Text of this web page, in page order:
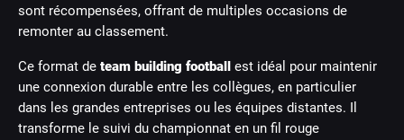
sont récompensées, offrant de multiples occasions de
remonter au classement.
Ce format de team building football est idéal pour maintenir
une connexion durable entre les collègues, en particulier
dans les grandes entreprises ou les équipes distantes. Il
transforme le suivi du championnat en un fil rouge